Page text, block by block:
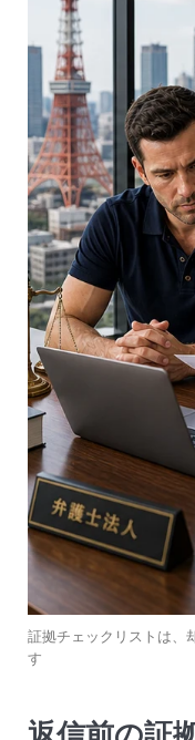
証拠チェックリストは、
す